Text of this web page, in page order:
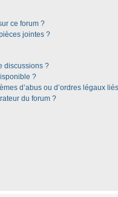
ce forum ?
jointes ?
discussions ?
?
d’abus ou d’ordres légaux
du forum ?